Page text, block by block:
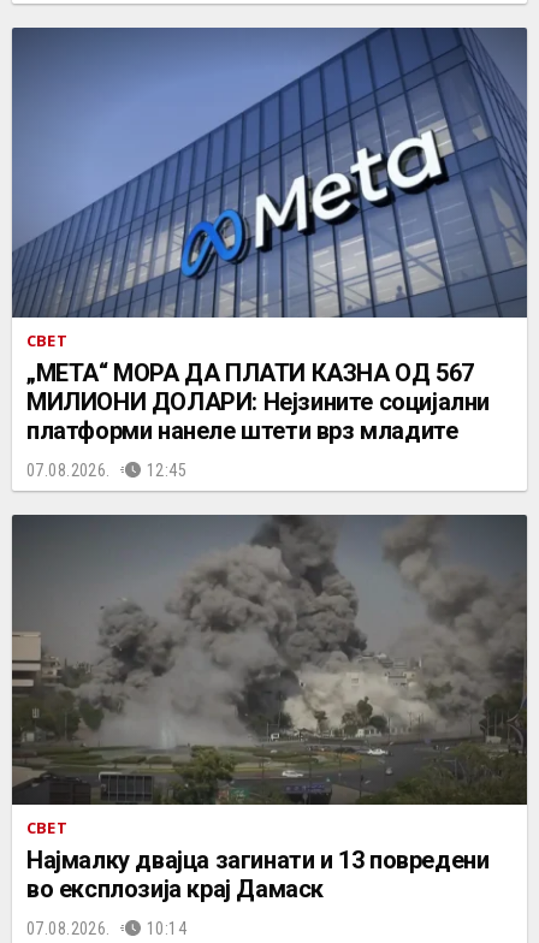
СВЕТ
„МЕТА“ МОРА ДА ПЛАТИ КАЗНА ОД 567
МИЛИОНИ ДОЛАРИ: Нејзините социјални
платформи нанеле штети врз младите
07.08.2026. 12:45
СВЕТ
Најмалку двајца загинати и 13 повредени
во експлозија крај Дамаск
07.08.2026. 10:14